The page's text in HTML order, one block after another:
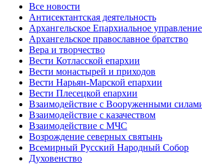
Все новости
Антисектантская деятельность
Архангельское Епархиальное управление
Архангельское православное братство
Вера и творчество
Вести Котласской епархии
Вести монастырей и приходов
Вести Нарьян-Марской епархии
Вести Плесецкой епархии
Взаимодействие с Вооруженными
Взаимодействие с казачеством
Взаимодействие с МЧС
Возрождение северных святынь
Всемирный Русский Народный Собор
Духовенство